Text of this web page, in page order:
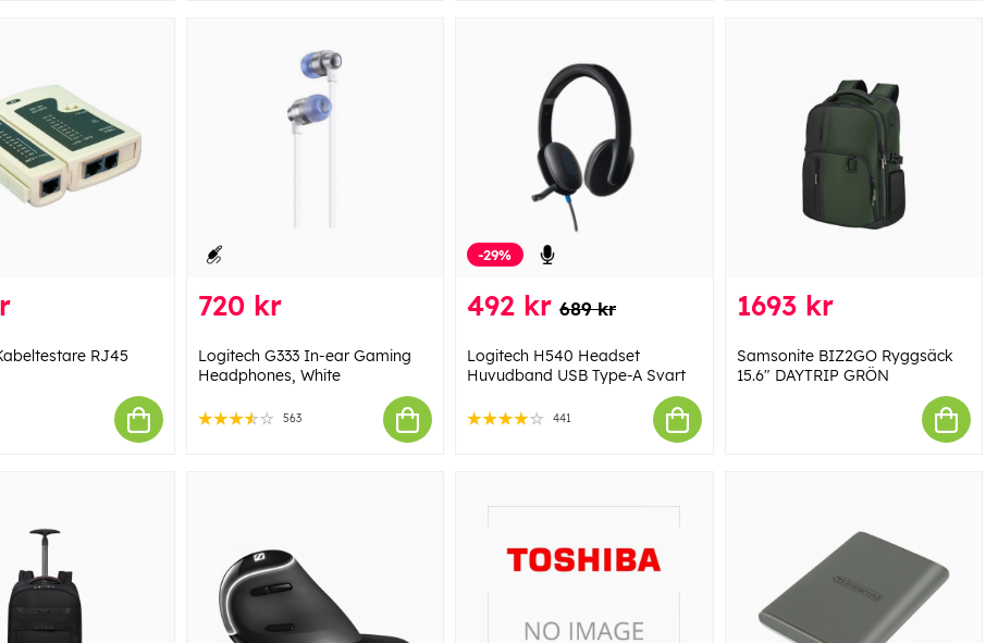
RJ45
720 kr
Logitech G333 In-ear Gaming
Headphones, White
563
-29%
492 kr 689 kr
Logitech H540 Headset
Huvudband USB Type-A Svart
441
1693 kr
Samsonite BIZ2GO Ryggsäck
15.6" DAYTRIP GRÖN